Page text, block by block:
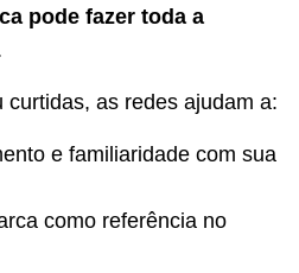
pode fazer toda a
curtidas, as redes ajudam a:
e familiaridade com sua
como referência no